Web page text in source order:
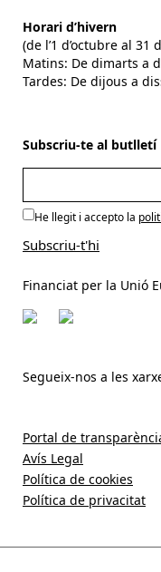
Horari d’hivern
(de l’1 d’octubre al 31
Matins: De dimarts a
Tardes: De dijous a
Subscriu-te al butlletí
He llegit i accepto la
Financiat per la Unió
Segueix-nos a les
Portal de
Avís Legal
Política de cookies
Política de privacitat